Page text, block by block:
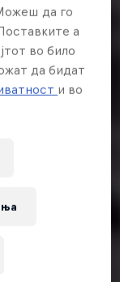
да го
а
во било
да бидат
и во